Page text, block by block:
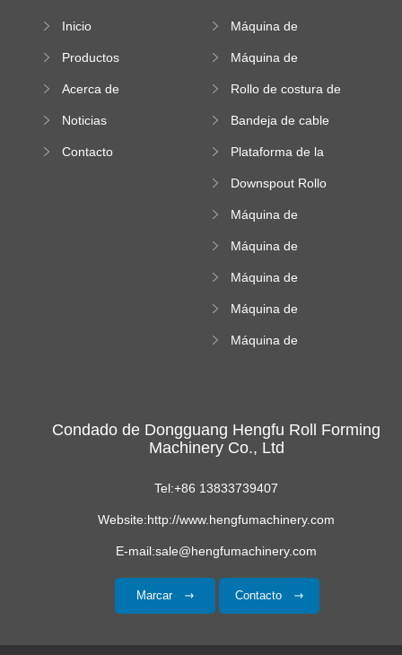
Inicio
Productos
Acerca de
Noticias
Contacto
Máquina de
de doble capa
Máquina de
Rollo de costura de
máquina
Bandeja de cable
Machine
Plataforma de la
formación de
altitud
Downspout Rollo
máquina
Máquina de
de color
Máquina de
cresta cuadrada
Máquina de
de hoja corrugada
Máquina de
acristalados
Máquina de
Condado de Dongguang Hengfu Roll Forming
Machinery Co., Ltd
Tel:+86 13833739407
Website:http://www.hengfumachinery.com
E-mail:sale@hengfumachinery.com
Marcar Contacto